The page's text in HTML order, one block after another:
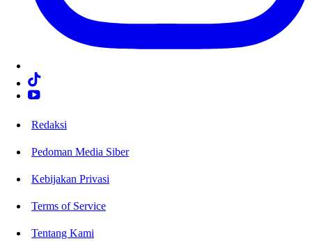
Redaksi
Pedoman Media Siber
Kebijakan Privasi
Terms of Service
Tentang Kami